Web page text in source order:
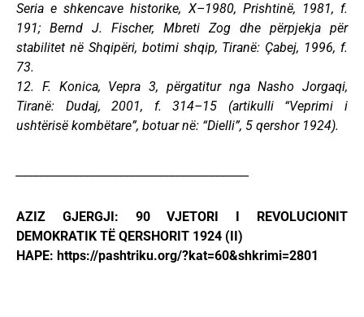
Seria e shkencave historike, X–1980, Prishtinë, 1981, f.
191; Bernd J. Fischer, Mbreti Zog dhe përpjekja për
stabilitet në Shqipëri, botimi shqip, Tiranë: Çabej, 1996, f.
73.
12. F. Konica, Vepra 3, përgatitur nga Nasho Jorgaqi,
Tiranë: Dudaj, 2001, f. 314–15 (artikulli “Veprimi i
ushtërisë kombëtare”, botuar në: “Dielli”, 5 qershor 1924).
AZIZ GJERGJI: 90 VJETORI I REVOLUCIONIT
DEMOKRATIK TË QERSHORIT 1924 (II)
HAPE: https://pashtriku.org/?kat=60&shkrimi=2801